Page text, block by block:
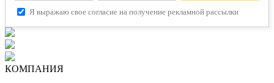
Я выражаю свое согласие на получение рекламной рассылки
КОМПАНИЯ